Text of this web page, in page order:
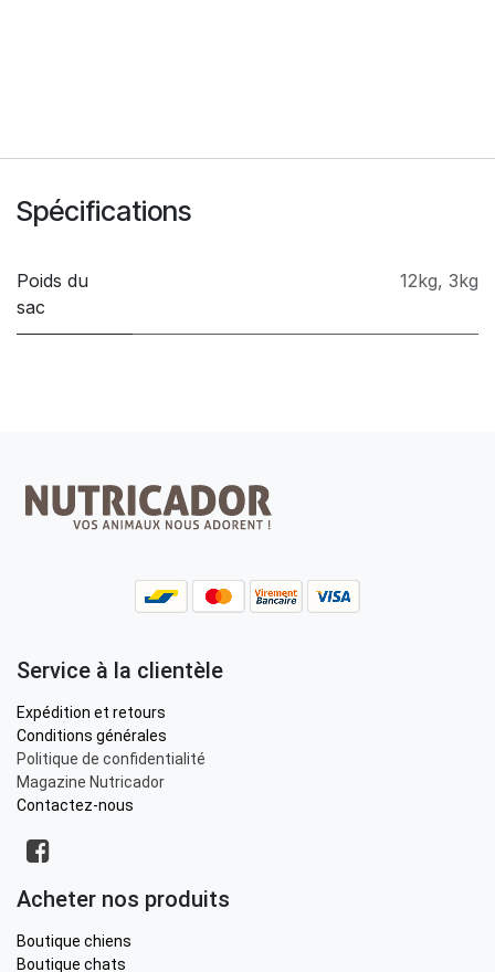
Spécifications
Poids du
sac
12kg, 3kg
Service à la clientèle
Expédition et retours
Conditions générales
Politique de confidentialité
Magazine Nutricador
Contactez-nous
Acheter nos produits
Boutique chiens
Boutique chats